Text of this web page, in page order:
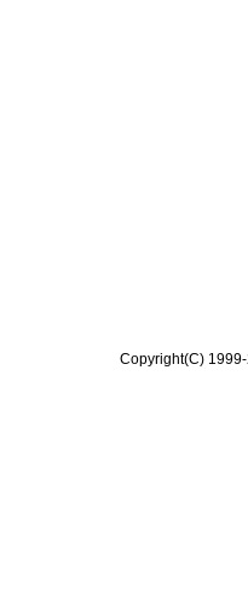
Copyright(C)